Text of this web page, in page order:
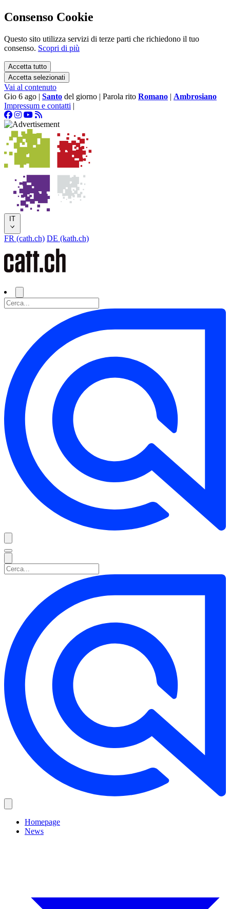
Consenso Cookie
Questo sito utilizza servizi di terze parti che richiedono il tuo
consenso. Scopri di più
Accetta tutto
Accetta selezionati
Vai al contenuto
Gio 6 ago | Santo del giorno | Parola rito Romano | Ambrosiano
Impressum e contatti |
IT
FR (cath.ch) DE (kath.ch)
Homepage
News